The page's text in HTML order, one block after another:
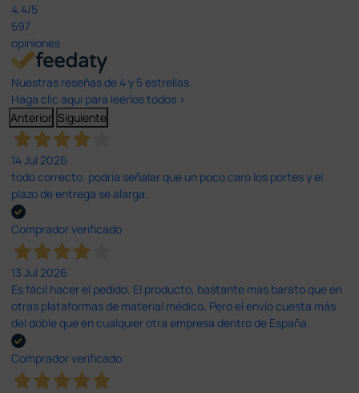
4,4/5
597
opiniones
Nuestras reseñas de 4 y 5 estrellas.
Haga clic aquí para leerlos todos >
Anterior Siguiente
14 Jul 2026
todo correcto. podria señalar que un poco caro los portes y el
plazo de entrega se alarga.
Comprador verificado
13 Jul 2026
Es fácil hacer el pedido. El producto, bastante mas barato que en
otras plataformas de material médico. Pero el envío cuesta más
del doble que en cualquier otra empresa dentro de España.
Comprador verificado